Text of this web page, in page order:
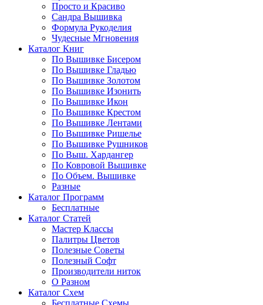
Просто и Красиво
Сандра Вышивка
Формула Рукоделия
Чудесные Мгновения
Каталог Книг
По Вышивке Бисером
По Вышивке Гладью
По Вышивке Золотом
По Вышивке Изонить
По Вышивке Икон
По Вышивке Крестом
По Вышивке Лентами
По Вышивке Ришелье
По Вышивке Рушников
По Выш. Хардангер
По Ковровой Вышивке
По Объем. Вышивке
Разные
Каталог Программ
Бесплатные
Каталог Статей
Мастер Классы
Палитры Цветов
Полезные Советы
Полезный Софт
Производители ниток
О Разном
Каталог Схем
Бесплатные Схемы